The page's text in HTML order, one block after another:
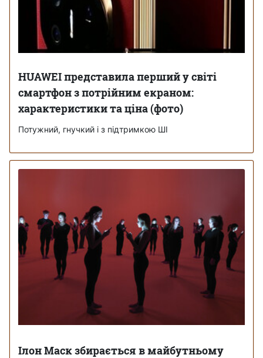
HUAWEI представила перший у світі
смартфон з потрійним екраном:
характеристики та ціна (фото)
Потужний, гнучкий і з підтримкою ШІ
Ілон Маск збирається в майбутньому